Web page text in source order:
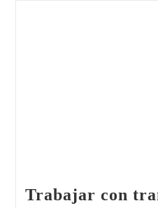
Trabajar con